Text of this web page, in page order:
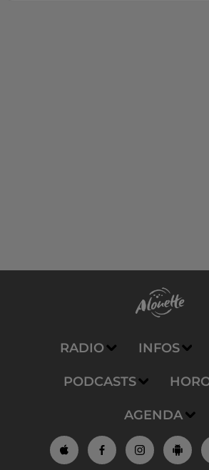
RADIO INFOS
PODCASTS
AGENDA